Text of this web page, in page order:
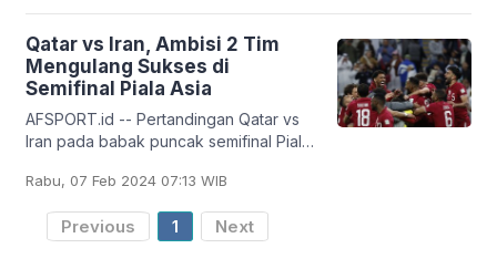
Rabu (7/2). Pelatih
Qatar vs Iran, Ambisi 2 Tim
Mengulang Sukses di
Semifinal Piala Asia
AFSPORT.id -- Pertandingan Qatar vs
Iran pada babak puncak semifinal Piala
Al Thumama, Qatar, Rabu (7/2/2024)
malam
Rabu, 07 Feb 2024 07:13 WIB
Previous 1 Next